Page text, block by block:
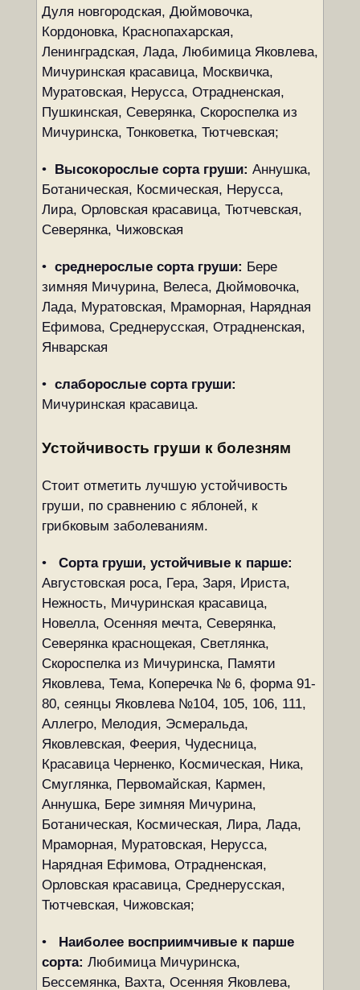
Дуля новгородская, Дюймовочка,
Кордоновка, Краснопахарская,
Ленинградская, Лада, Любимица Яковлева,
Мичуринская красавица, Москвичка,
Муратовская, Нерусса, Отрадненская,
Пушкинская, Северянка, Скороспелка из
Мичуринска, Тонковетка, Тютчевская;
• Высокорослые сорта груши: Аннушка,
Ботаническая, Космическая, Нерусса,
Лира, Орловская красавица, Тютчевская,
Северянка, Чижовская
• среднерослые сорта груши: Бере
зимняя Мичурина, Велеса, Дюймовочка,
Лада, Муратовская, Мраморная, Нарядная
Ефимова, Среднерусская, Отрадненская,
Январская
• слаборослые сорта груши:
Мичуринская красавица.
Устойчивость груши к болезням
Стоит отметить лучшую устойчивость
груши, по сравнению с яблоней, к
грибковым заболеваниям.
•
Сорта груши, устойчивые к парше:
Августовская роса, Гера, Заря, Ириста,
Нежность, Мичуринская красавица,
Новелла, Осенняя мечта, Северянка,
Северянка краснощекая, Светлянка,
Скороспелка из Мичуринска, Памяти
Яковлева, Тема, Коперечка № 6, форма 91-
80, сеянцы Яковлева №104, 105, 106, 111,
Аллегро, Мелодия, Эсмеральда,
Яковлевская, Феерия, Чудесница,
Красавица Черненко, Космическая, Ника,
Смуглянка, Первомайская, Кармен,
Аннушка, Бере зимняя Мичурина,
Ботаническая, Космическая, Лира, Лада,
Мраморная, Муратовская, Нерусса,
Нарядная Ефимова, Отрадненская,
Орловская красавица, Среднерусская,
Тютчевская, Чижовская;
•
Наиболее восприимчивые к парше
сорта: Любимица Мичуринска,
Бессемянка, Вахта, Осенняя Яковлева,